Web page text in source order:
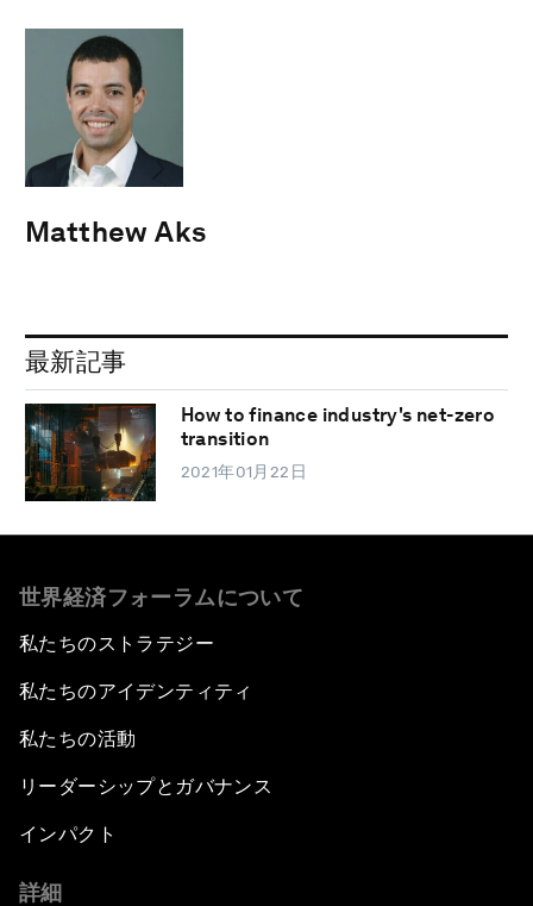
Matthew Aks
最新記事
How to finance industry's net-zero
transition
2021年01月22日
世界経済フォーラムについて
私たちのストラテジー
私たちのアイデンティティ
私たちの活動
リーダーシップとガバナンス
インパクト
詳細